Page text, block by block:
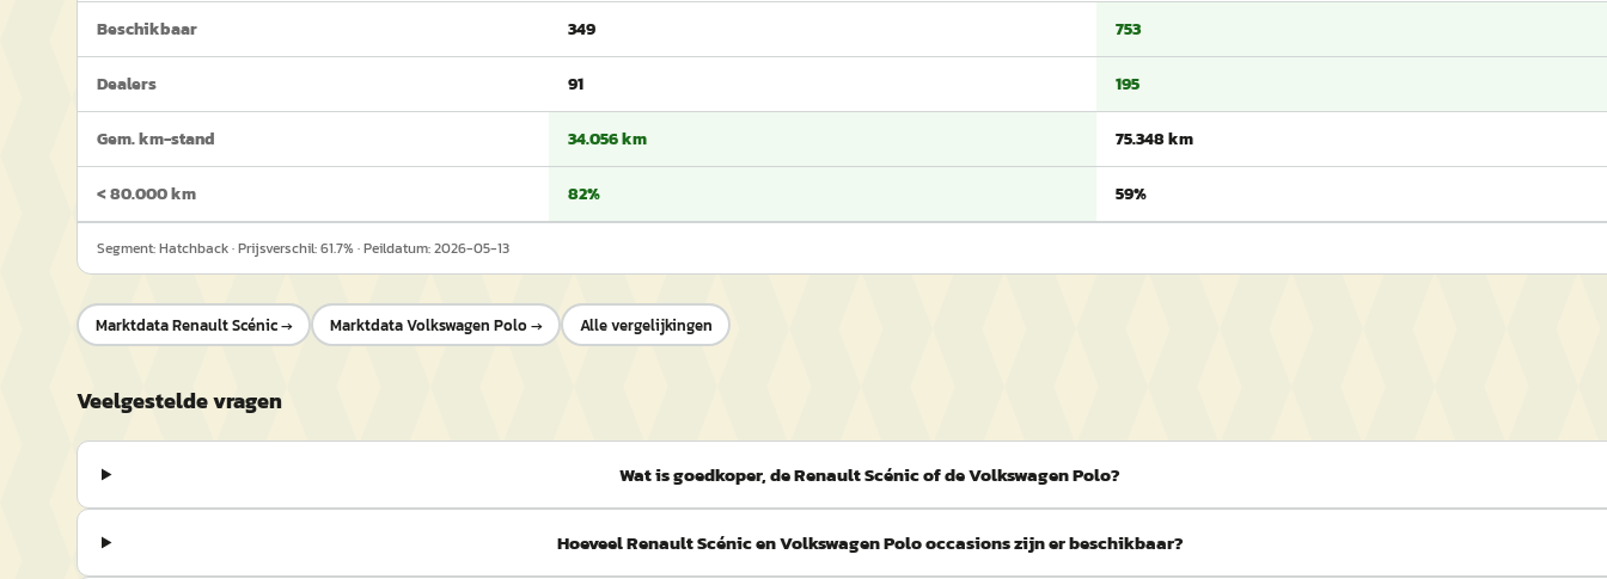
Beschikbaar 349 753
Dealers 91 195
Gem. km-stand 34.056 km 75.348 km
< 80.000 km 82% 59%
Segment:Hatchback· Prijsverschil:61.7% · Peildatum:2026-05-13
MarktdataRenault Scénic→ MarktdataVolkswagen Polo→ Alle vergelijkingen
Veelgestelde vragen
Wat is goedkoper, de Renault Scénic of de Volkswagen Polo?
Hoeveel Renault Scénic en Volkswagen Polo occasions zijn er beschikbaar?